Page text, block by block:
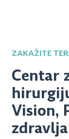
ZAKAŽITE
Centar
Vision,
zdravlja